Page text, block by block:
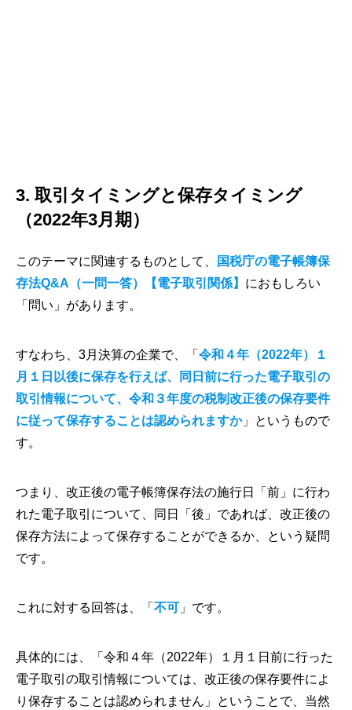
3. 取引タイミングと保存タイミング
（2022年3月期）
このテーマに関連するものとして、
国税庁の電子帳簿保
存法Q&A（一問一答）【電子取引関係】 におもしろい
「問い」があります。
すなわち、3月決算の企業で、「 令和４年（2022年）１
月１日以後に保存を行えば、同日前に行った電子取引の
取引情報について、令和３年度の税制改正後の保存要件
に従って保存することは認められますか」というもので
す。
つまり、改正後の電子帳簿保存法の施行日「前」に行わ
れた電子取引について、同日「後」であれば、改正後の
保存方法によって保存することができるか、という疑問
です。
これに対する回答は、「 不可 」です。
具体的には、「令和４年（2022年）１月１日前に行った
電子取引の取引情報については、改正後の保存要件によ
り保存することは認められません」ということで、当然